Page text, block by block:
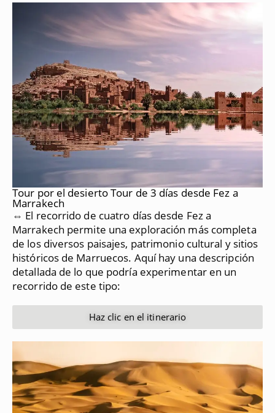
Tour por el desierto Tour de 3 días desde Fez a
Marrakech
⇔ El recorrido de cuatro días desde Fez a
Marrakech permite una exploración más completa
de los diversos paisajes, patrimonio cultural y sitios
históricos de Marruecos. Aquí hay una descripción
detallada de lo que podría experimentar en un
recorrido de este tipo:
Haz clic en el itinerario